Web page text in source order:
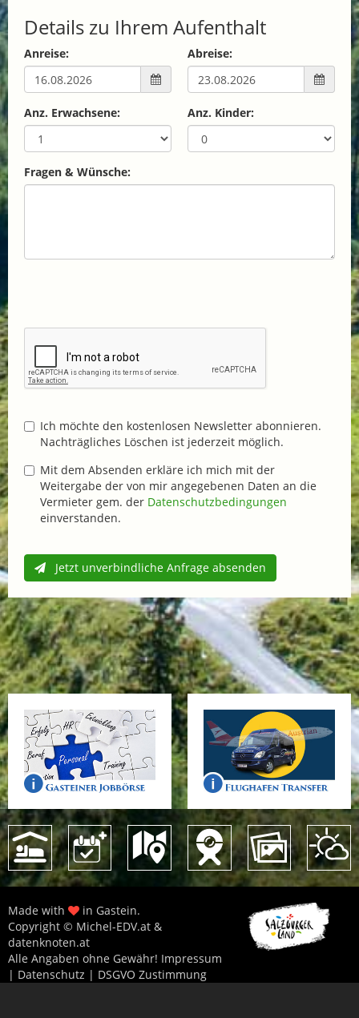
Details zu Ihrem Aufenthalt
Anreise: Abreise:
Anz. Erwachsene: Anz. Kinder:
Fragen & Wünsche:
Ich möchte den kostenlosen Newsletter abonnieren.
Nachträgliches Löschen ist jederzeit möglich.
Mit dem Absenden erkläre ich mich mit der
Weitergabe der von mir angegebenen Daten an die
Vermieter gem. der Datenschutzbedingungen
einverstanden.
Jetzt unverbindliche Anfrage absenden
Made with
in Gastein.
Copyright © Michel-EDV.at &
datenknoten.at
Alle Angaben ohne Gewähr! Impressum
| Datenschutz | DSGVO Zustimmung